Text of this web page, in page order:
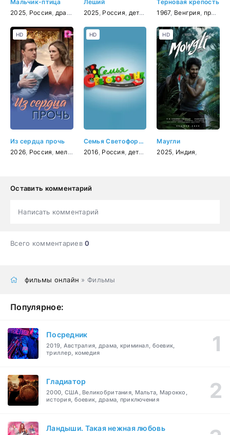
Мальчик-птица
2025 Россия драма
Леший
2025 Россия детектив
Терновая крепость
1967, Венгрия приключения
Из сердца прочь
2026 Россия мелодрама
HD
Семья Светофоровых
2016 Россия детский
HD
Маугли
2025 Индия
HD
Оставить комментарий
Написать комментарий
Всего комментариев0
фильмы онлайн » Фильмы
Популярное:
Посредник
2019, Австралия, драма, криминал, боевик,
триллер, комедия
Гладиатор
2000, США, Великобритания, Мальта, Марокко,
история, боевик, драма, приключения
Ландыши. Такая нежная любовь